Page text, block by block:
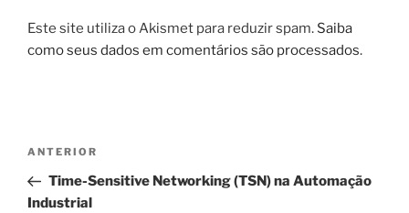
Este site utiliza o Akismet para reduzir spam. Saiba
como seus dados em comentários são processados.
Navegação
Post
Post
anterior
ANTERIOR
Time-Sensitive Networking (TSN) na Automação
Industrial